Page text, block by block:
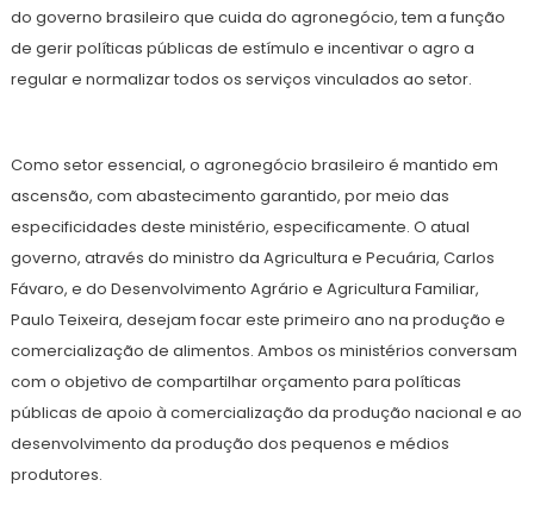
do governo brasileiro que cuida do agronegócio, tem a função
de gerir políticas públicas de estímulo e incentivar o agro a
regular e normalizar todos os serviços vinculados ao setor.
Como setor essencial, o agronegócio brasileiro é mantido em
ascensão, com abastecimento garantido, por meio das
especificidades deste ministério, especificamente. O atual
governo, através do ministro da Agricultura e Pecuária, Carlos
Fávaro, e do Desenvolvimento Agrário e Agricultura Familiar,
Paulo Teixeira, desejam focar este primeiro ano na produção e
comercialização de alimentos. Ambos os ministérios conversam
com o objetivo de compartilhar orçamento para políticas
públicas de apoio à comercialização da produção nacional e ao
desenvolvimento da produção dos pequenos e médios
produtores.